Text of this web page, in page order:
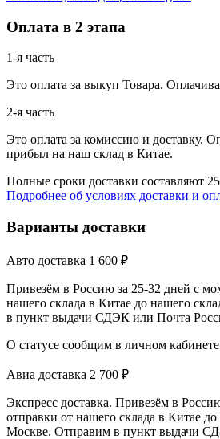
Оплата в 2 этапа
1-я часть
Это оплата за выкуп Товара.
2-я часть
Это оплата за комиссию и доставку.
прибыл на наш склад в Китае.
Полные сроки доставки составляют
Подробнее об условиях доставки и
Варианты доставки
Авто доставка 1 600 ₽
Привезём в Россию за 25-32 дней с
нашего склада в Китае до нашего
в пункт выдачи СДЭК или Почта
О статусе сообщим в личном
Авиа доставка 2 700 ₽
Экспресс доставка. Привезём в
отправки от нашего склада в Китае
Москве. Отправим в пункт выдачи